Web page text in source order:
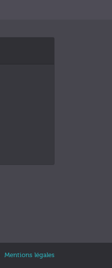
Mentions légales